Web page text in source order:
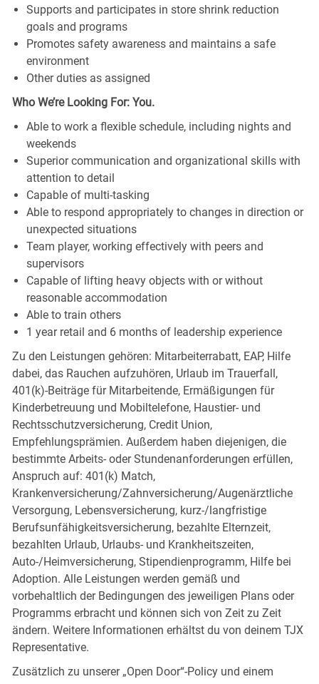
Supports and participates in store shrink reduction
goals and programs
Promotes safety awareness and maintains a safe
environment
Other duties as assigned
Who We’re Looking For: You.
Able to work a flexible schedule, including nights and
weekends
Superior communication and organizational skills with
attention to detail
Capable of multi-tasking
Able to respond appropriately to changes in direction or
unexpected situations
Team player, working effectively with peers and
supervisors
Capable of lifting heavy objects with or without
reasonable accommodation
Able to train others
1 year retail and 6 months of leadership experience
Zu den Leistungen gehören: Mitarbeiterrabatt, EAP, Hilfe
dabei, das Rauchen aufzuhören, Urlaub im Trauerfall,
401(k)-Beiträge für Mitarbeitende, Ermäßigungen für
Kinderbetreuung und Mobiltelefone, Haustier- und
Rechtsschutzversicherung, Credit Union,
Empfehlungsprämien. Außerdem haben diejenigen, die
bestimmte Arbeits- oder Stundenanforderungen erfüllen,
Anspruch auf: 401(k) Match,
Krankenversicherung/Zahnversicherung/Augenärztliche
Versorgung, Lebensversicherung, kurz-/langfristige
Berufsunfähigkeitsversicherung, bezahlte Elternzeit,
bezahlten Urlaub, Urlaubs- und Krankheitszeiten,
Auto-/Heimversicherung, Stipendienprogramm, Hilfe bei
Adoption. Alle Leistungen werden gemäß und
vorbehaltlich der Bedingungen des jeweiligen Plans oder
Programms erbracht und können sich von Zeit zu Zeit
ändern. Weitere Informationen erhältst du von deinem TJX
Representative.
Zusätzlich zu unserer „Open Door“-Policy und einem